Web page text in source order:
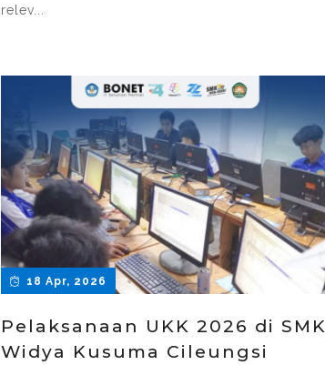
relev...
18 Apr, 2026
Pelaksanaan UKK 2026 di SMK
Widya Kusuma Cileungsi